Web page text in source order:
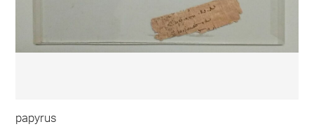
papyrus